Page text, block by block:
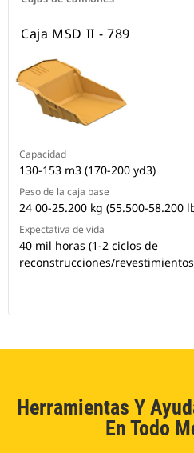
Caja MSD II - 789
Capacidad
130-153 m3 (170-200 yd3)
Peso de la caja base
24 00-25.200 kg (55.500-58.200
Expectativa de vida
40 mil horas (1-2 ciclos de
reconstrucciones/
Herramientas Y
En Todo